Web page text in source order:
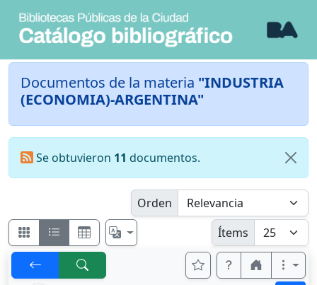
Documentos de la materia "INDUSTRIA
(ECONOMIA)-ARGENTINA"
Se obtuvieron 11 documentos.
Orden
Ítems